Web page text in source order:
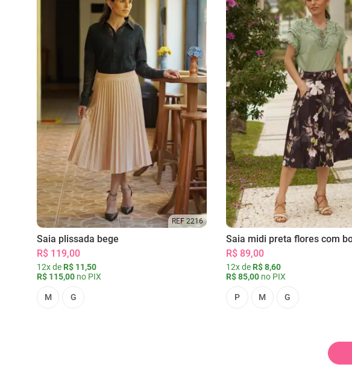
REF 2216
Saia plissada bege
R$ 119,00
12x de R$ 11,50
R$ 115,00 no PIX
M G
Saia midi preta flores com
R$ 89,00
12x de R$ 8,60
R$ 85,00no PIX
P M G